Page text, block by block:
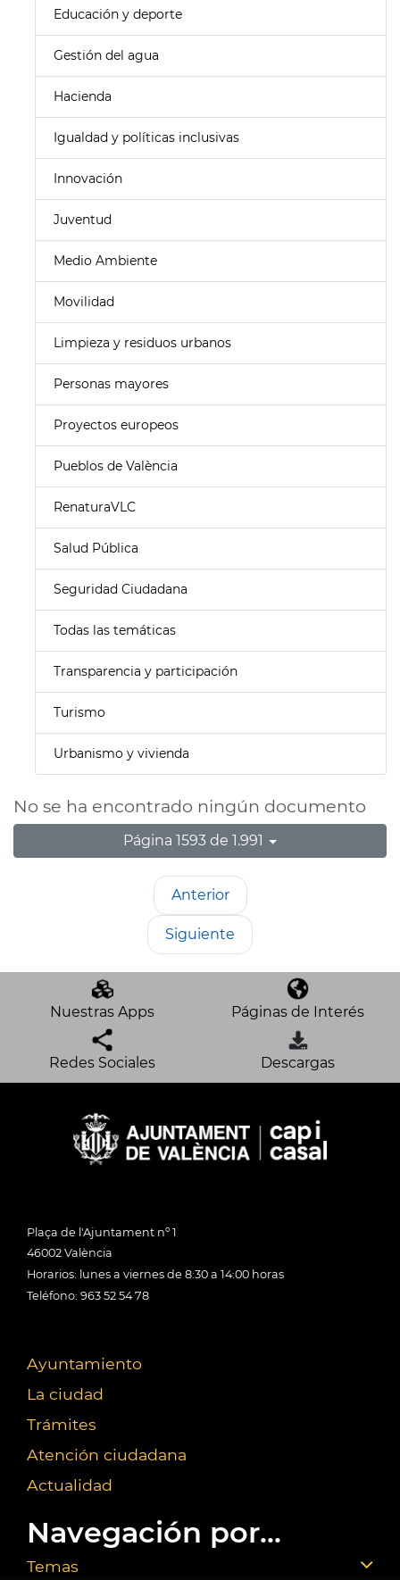
Educación y deporte
Gestión del agua
Hacienda
Igualdad y políticas inclusivas
Innovación
Juventud
Medio Ambiente
Movilidad
Limpieza y residuos urbanos
Personas mayores
Proyectos europeos
Pueblos de València
RenaturaVLC
Salud Pública
Seguridad Ciudadana
Todas las temáticas
Transparencia y participación
Turismo
Urbanismo y vivienda
No se ha encontrado ningún documento
Página 1593 de 1.991
Anterior
Siguiente
Nuestras Apps Páginas de Interés
Redes Sociales Descargas
Plaça de l'Ajuntament nº 1
46002 València
Horarios: lunes a viernes de 8:30 a 14:00 horas
Teléfono: 963 52 54 78
Ayuntamiento
La ciudad
Trámites
Atención ciudadana
Actualidad
Navegación por...
Temas